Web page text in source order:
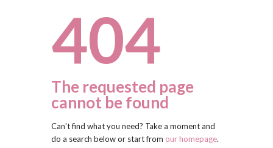
404
The requested page
cannot be found
Can't find what you need? Take a moment and
do a search below or start from our homepage.